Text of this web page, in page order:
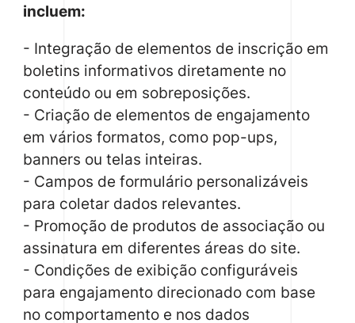
incluem:
- Integração de elementos de inscrição em
boletins informativos diretamente no
conteúdo ou em sobreposições.
- Criação de elementos de engajamento
em vários formatos, como pop-ups,
banners ou telas inteiras.
- Campos de formulário personalizáveis
para coletar dados relevantes.
- Promoção de produtos de associação ou
assinatura em diferentes áreas do site.
- Condições de exibição configuráveis
para engajamento direcionado com base
no comportamento e nos dados